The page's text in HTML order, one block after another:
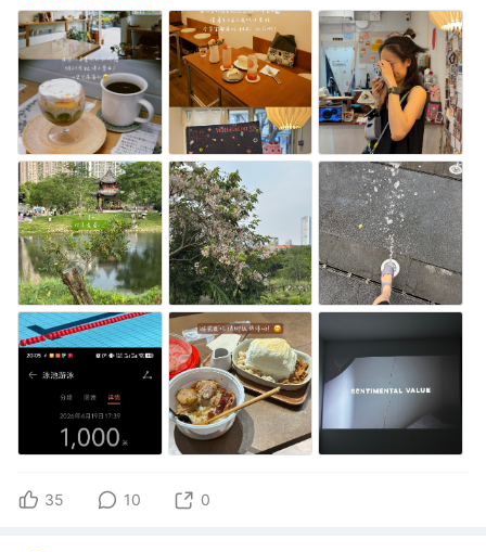
35 10 0